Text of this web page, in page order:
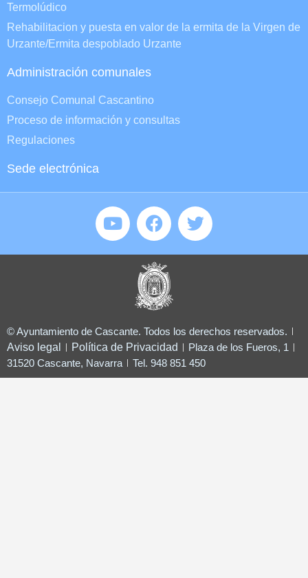
Termolúdico
Rehabilitacion y puesta en valor de la ermita de la Virgen de
Urzante/Ermita despoblado Urzante
Administración comunales
Consejo Comunal Cascantino
Proceso de información y consultas
Regulaciones
Sede electrónica
© Ayuntamiento de Cascante. Todos los derechos reservados.
Aviso legal
Política de Privacidad
Plaza de los Fueros, 1
31520 Cascante, Navarra
Tel. 948 851 450